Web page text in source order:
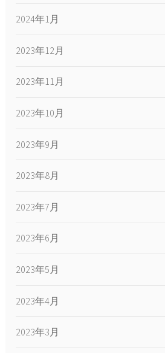
2024年1月
2023年12月
2023年11月
2023年10月
2023年9月
2023年8月
2023年7月
2023年6月
2023年5月
2023年4月
2023年3月